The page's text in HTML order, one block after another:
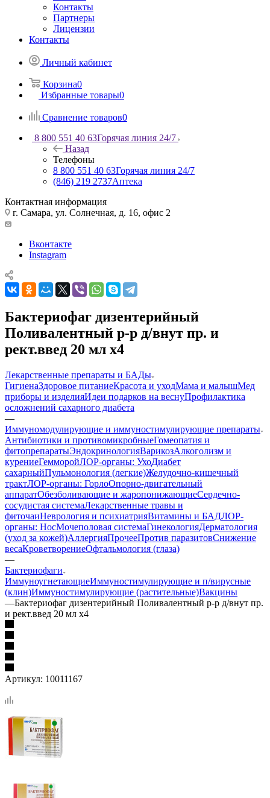
Контакты
Партнеры
Лицензии
Контакты
Личный кабинет
Корзина0
Избранные товары0
Сравнение товаров0
8 800 551 40 63Горячая линия 24/7
Назад
Телефоны
8 800 551 40 63Горячая линия 24/7
(846) 219 2737Аптека
Контактная информация
г. Самара, ул. Солнечная, д. 16, офис 2
Вконтакте
Instagram
Бактериофаг дизентерийный
Поливалентный р-р д/внут пр. и
рект.введ 20 мл х4
Лекарственные препараты и БАДы
ГигиенаЗдоровое питаниеКрасота и уходМама и малышМед
приборы и изделияИдеи подарков на веснуПрофилактика
осложнений сахарного диабета
—
Иммуномодулирующие и иммуностимулирующие препараты
Антибиотики и противомикробныеГомеопатия и
фитопрепаратыЭндокринологияВарикозАлкоголизм и
курениеГемморойЛОР-органы: УхоДиабет
сахарныйПульмонология (легкие)Желудочно-кишечный
трактЛОР-органы: ГорлоОпорно-двигательный
аппаратОбезболивающие и жаропонижающиеСердечно-
сосудистая системаЛекарственные травы и
фиточаиНеврология и психиатрияВитамины и БАДЛОР-
органы: НосМочеполовая системаГинекологияДерматология
(уход за кожей)АллергияПрочееПротив паразитовСнижение
весаКроветворениеОфтальмология (глаза)
—
Бактериофаги
ИммуноугнетающиеИммуностимулирующие и п/вирусные
(клин)Иммуностимулирующие (растительные)Вакцины
—Бактериофаг дизентерийный Поливалентный р-р д/внут пр.
и рект.введ 20 мл х4
Артикул: 10011167